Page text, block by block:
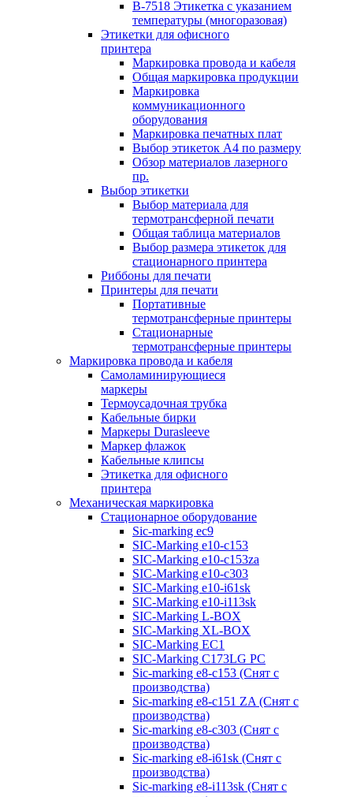
B-7518 Этикетка с указанием
температуры (многоразовая)
Этикетки для офисного
принтера
Маркировка провода и кабеля
Общая маркировка продукции
Маркировка
коммуникационного
оборудования
Маркировка печатных плат
Выбор этикеток А4 по размеру
Обзор материалов лазерного
пр.
Выбор этикетки
Выбор материала для
термотрансферной печати
Общая таблица материалов
Выбор размера этикеток для
стационарного принтера
Риббоны для печати
Принтеры для печати
Портативные
термотрансферные принтеры
Стационарные
термотрансферные принтеры
Маркировка провода и кабеля
Самоламинирующиеся
маркеры
Термоусадочная трубка
Кабельные бирки
Маркеры Durasleeve
Маркер флажок
Кабельные клипсы
Этикетка для офисного
принтера
Механическая маркировка
Стационарное оборудование
Sic-marking ec9
SIC-Marking e10-c153
SIC-Marking e10-c153za
SIC-Marking e10-c303
SIC-Marking e10-i61sk
SIC-Marking e10-i113sk
SIC-Marking L-BOX
SIC-Marking XL-BOX
SIC-Marking EC1
SIC-Marking C173LG PC
Sic-marking e8-c153 (Снят с
производства)
Sic-marking e8-c151 ZA (Снят с
производства)
Sic-marking e8-c303 (Снят с
производства)
Sic-marking e8-i61sk (Снят с
производства)
Sic-marking e8-i113sk (Снят с